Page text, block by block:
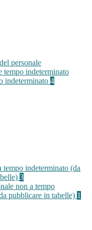
personale
tempo indeterminato
indeterminato 4
tempo indeterminato (da
3
non a tempo
pubblicare in tabelle) 1